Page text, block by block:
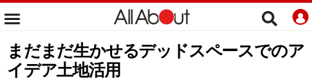
まだまだ生かせるデッドスペースでのア
イデア土地活用